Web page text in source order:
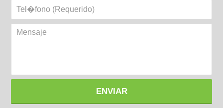
Tel�fono
Mensaje
ENVIAR